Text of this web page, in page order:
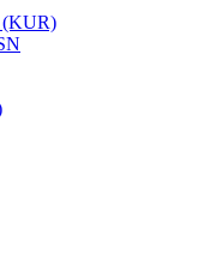
(KUR)